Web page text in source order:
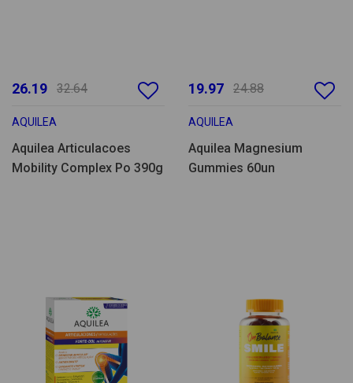
26.19 32.64
AQUILEA
Aquilea Articulacoes
Mobility Complex Po 390g
19.97 24.88
AQUILEA
Aquilea Magnesium
Gummies 60un